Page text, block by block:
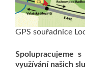
GPS souřadnice
Spolupracujeme
využívání našich